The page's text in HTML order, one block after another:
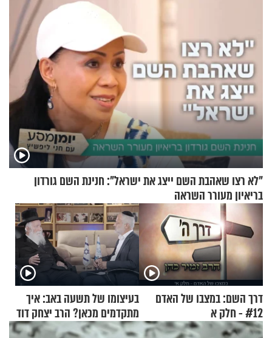
"לא רצו שאהבת השם ייצג את ישראל": חנינת השם גורדון
בריאיון מעורר השראה
דרך השם: במצבו של האדם
#12 - חלק א
בעיצומו של תשעה באב: איך
מתקדמים מכאן? הרב יצחק דוד
גרוסמן בשיחה מיוחדת